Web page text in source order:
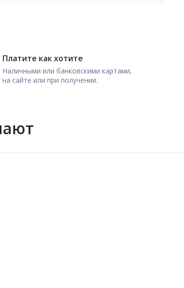
Платите как хотите
Наличными или банковскими картами,
на сайте или при получении.